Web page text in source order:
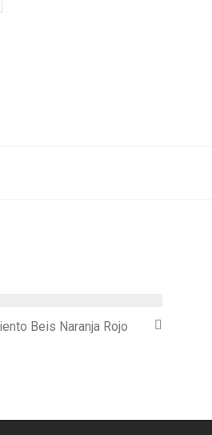
Beis Naranja Rojo